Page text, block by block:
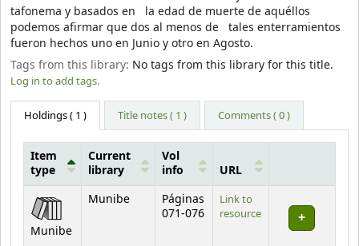
tafonema y basados en la edad de muerte de aquéllos
podemos afirmar que dos al menos de tales enterramientos
fueron hechos uno en Junio y otro en Agosto.
Tags from this library: No tags from this library for this title.
Log in to add tags.
Holdings( 1 ) Title notes ( 1 ) Comments ( 0 )
Holdings
Item
type
Current
library
Vol
info
URL
Munibe
Munibe
Páginas
071-076
Link to
resource